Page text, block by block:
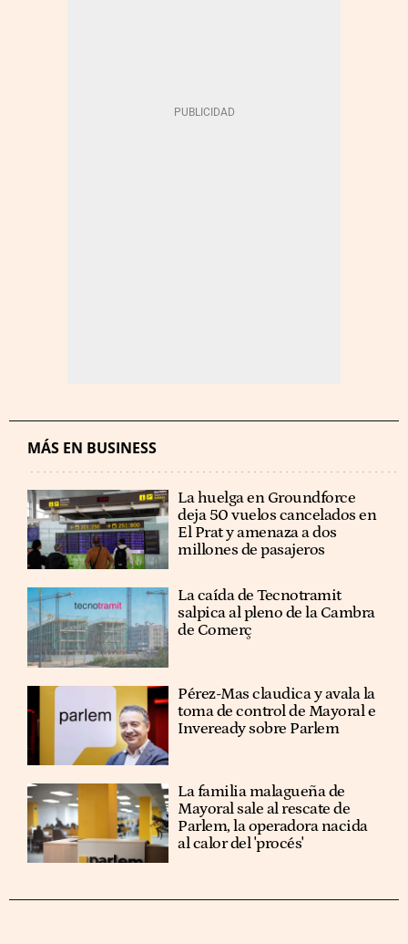
MÁS EN BUSINESS
La huelga en Groundforce
deja 50 vuelos cancelados en
El Prat y amenaza a dos
millones de pasajeros
La caída de Tecnotramit
salpica al pleno de la Cambra
de Comerç
Pérez-Mas claudica y avala la
toma de control de Mayoral e
Inveready sobre Parlem
La familia malagueña de
Mayoral sale al rescate de
Parlem, la operadora nacida
al calor del 'procés'